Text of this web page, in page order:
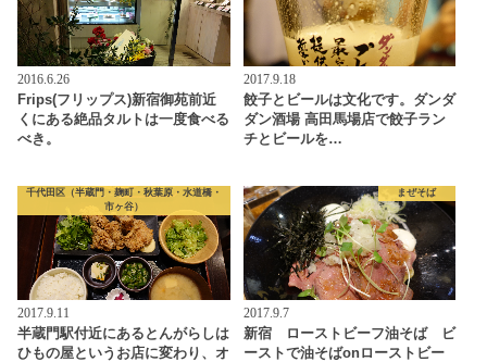
2016.6.26
Frips(フリップス)新宿御苑前近
くにある絶品タルトは一度食べる
べき。
2017.9.18
餃子とビールは文化です。ダンダ
ダン酒場 高田馬場店で餃子ラン
チとビールを…
千代田区（半蔵門・麹町・秋葉原・水道橋・
市ヶ谷）
2017.9.11
半蔵門駅付近にあるとんがらしは
ひもの屋というお店に変わり、オ
まぜそば
2017.9.7
新宿 ローストビーフ油そば ビ
ーストで油そばonローストビー